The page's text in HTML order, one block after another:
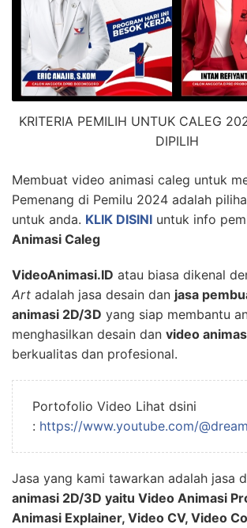
KRITERIA PEMILIH UNTUK CALEG
DIPILIH
Membuat video animasi caleg untuk
Pemenang di Pemilu 2024 adalah
untuk anda. KLIK DISINI untuk info
Animasi Caleg
VideoAnimasi.ID atau biasa dikenal
Art adalah jasa desain dan jasa
animasi 2D/3D yang siap membantu
menghasilkan desain dan video
berkualitas dan profesional.
Portofolio Video Lihat dsini
: https://www.youtube.com/
Jasa yang kami tawarkan adalah jasa
animasi 2D/3D yaitu Video Animasi
Animasi Explainer, Video CV, Video